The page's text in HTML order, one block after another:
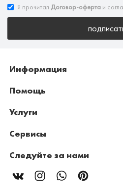
Я прочитал Договор-оферта и
Информация
Помощь
Услуги
Сервисы
Следуйте за нами